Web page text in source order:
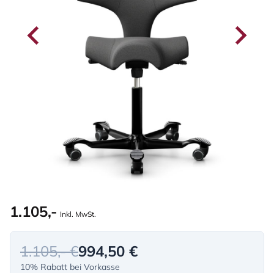
1.105,- Inkl. MwSt.
1.105,- €994,50 €
10% Rabatt bei Vorkasse